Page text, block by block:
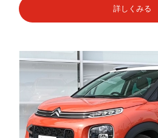
詳しくみる